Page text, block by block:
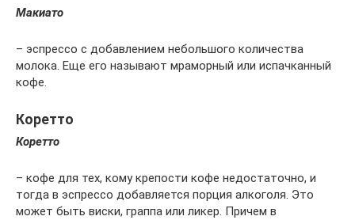
Макиато
– эспрессо с добавлением небольшого количества
молока. Еще его называют мраморный или испачканный
кофе.
Коретто
Коретто
– кофе для тех, кому крепости кофе недостаточно, и
тогда в эспрессо добавляется порция алкоголя. Это
может быть виски, граппа или ликер. Причем в